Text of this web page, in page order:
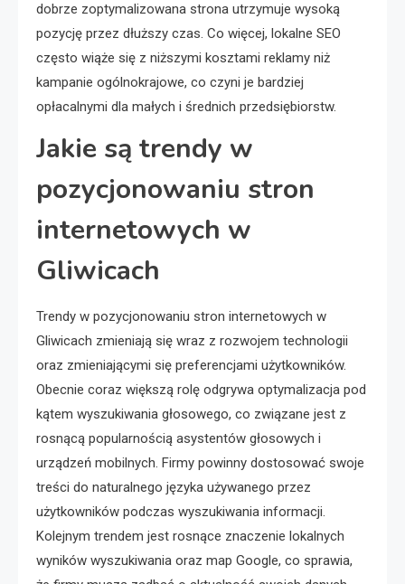
dobrze zoptymalizowana strona utrzymuje wysoką
pozycję przez dłuższy czas. Co więcej, lokalne SEO
często wiąże się z niższymi kosztami reklamy niż
kampanie ogólnokrajowe, co czyni je bardziej
opłacalnymi dla małych i średnich przedsiębiorstw.
Jakie są trendy w
pozycjonowaniu stron
internetowych w
Gliwicach
Trendy w pozycjonowaniu stron internetowych w
Gliwicach zmieniają się wraz z rozwojem technologii
oraz zmieniającymi się preferencjami użytkowników.
Obecnie coraz większą rolę odgrywa optymalizacja pod
kątem wyszukiwania głosowego, co związane jest z
rosnącą popularnością asystentów głosowych i
urządzeń mobilnych. Firmy powinny dostosować swoje
treści do naturalnego języka używanego przez
użytkowników podczas wyszukiwania informacji.
Kolejnym trendem jest rosnące znaczenie lokalnych
wyników wyszukiwania oraz map Google, co sprawia,